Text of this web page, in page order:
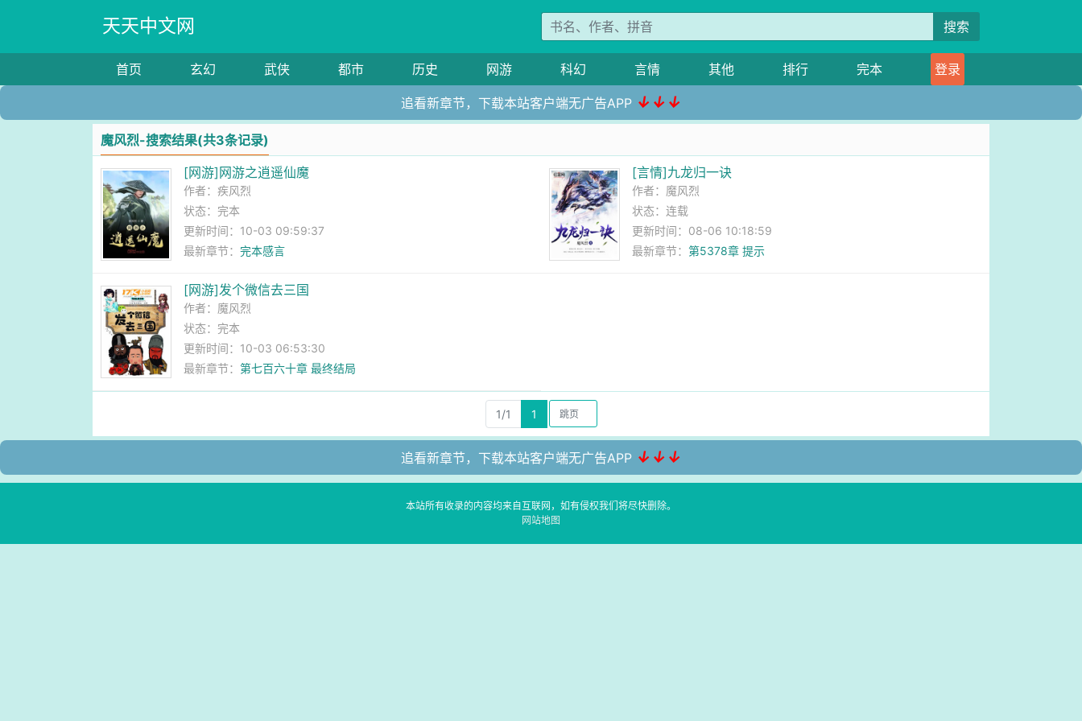
天天中文网 搜索
首页 玄幻 武侠 都市 历史 网游 科幻 言情 其他 排行 完本 登录
追看新章节，下载本站客户端无广告APP ↓↓↓
魔风烈-搜索结果(共3条记录)
[网游]网游之逍遥仙魔
作者： 疾风烈
状态：完本
更新时间：10-03 09:59:37
最新章节：完本感言
[言情]九龙归一诀
作者： 魔风烈
状态：连载
更新时间：08-06 10:18:59
最新章节： 第5378章 提示
[网游]发个微信去三国
作者： 魔风烈
状态：完本
更新时间：10-03 06:53:30
最新章节：第七百六十章 最终结局
1/1 1
追看新章节，下载本站客户端无广告APP ↓↓↓
本站所有收录的内容均来自互联网，如有侵权我们将尽快删除。
网站地图